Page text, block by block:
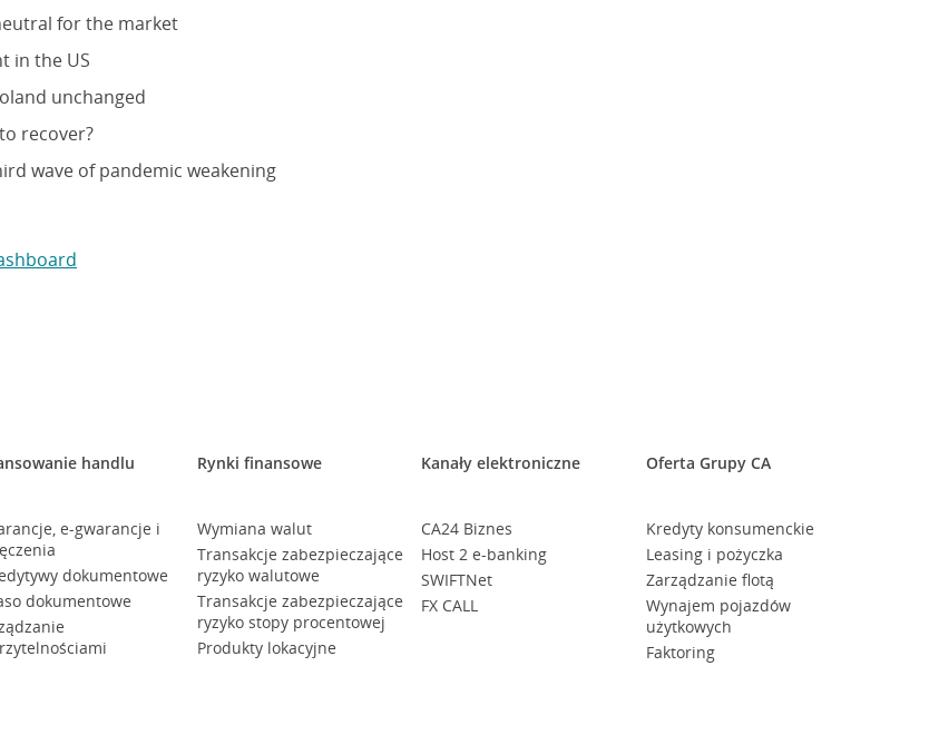
for the market
in the US
unchanged
recover?
wave of pandemic weakening
handlu
e-gwarancje i
dokumentowe
dokumentowe
Rynki finansowe
Wymiana walut
Transakcje zabezpieczające
ryzyko walutowe
Transakcje zabezpieczające
ryzyko stopy procentowej
Produkty lokacyjne
Kanały elektroniczne
CA24 Biznes
Host 2 e-banking
SWIFTNet
FX CALL
Oferta Grupy CA
Kredyty konsumenckie
Leasing i pożyczka
Zarządzanie flotą
Wynajem pojazdów
użytkowych
Faktoring